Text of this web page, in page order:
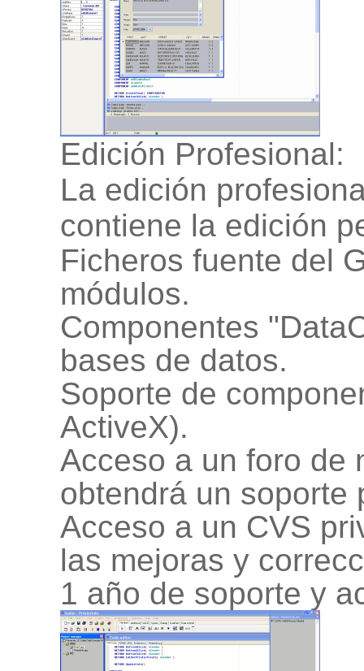
Edición Profesional:
La edición
contiene la edición
Ficheros fuente del
módulos.
Componentes
bases de datos.
Soporte de
ActiveX).
Acceso a un foro de
obtendrá un soporte
Acceso a un CVS
las mejoras y
1 año de soporte y